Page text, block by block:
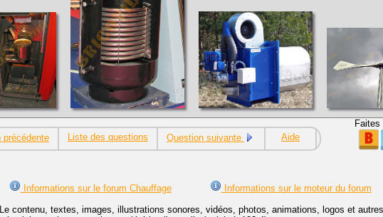
précédente Liste des questions Question suivante Aide
Informations sur le forum Chauffage Informations sur le moteur du forum
Le contenu, textes, images, illustrations sonores, vidéos, photos, animations, logos et